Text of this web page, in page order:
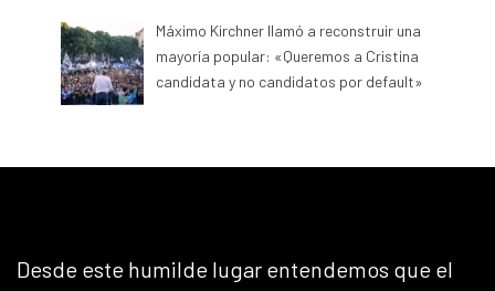
Máximo Kirchner llamó a reconstruir una
mayoría popular: «Queremos a Cristina
candidata y no candidatos por default»
Desde este humilde lugar entendemos que el